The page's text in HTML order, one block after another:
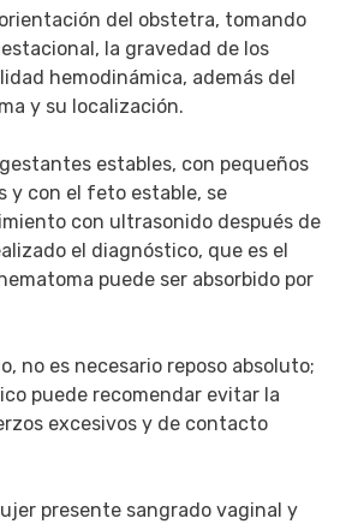
orientación del obstetra, tomando
la gravedad de los
hemodinámica, además del
y su localización.
estables, con pequeños
y con el feto estable, se
con ultrasonido después de
el diagnóstico, que es el
puede ser absorbido por
no es necesario reposo absoluto;
puede recomendar evitar la
excesivos y de contacto
presente sangrado vaginal y